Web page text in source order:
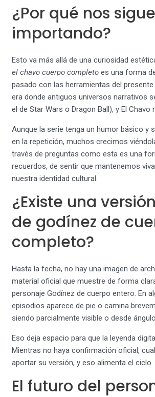
¿Por qué nos sigue
importando?
Esto va más allá de una curiosidad
el chavo cuerpo completo es una forma
pasado con las herramientas del
era donde antiguos universos narrativos
el de Star Wars o Dragon Ball), y El Chavo
Aunque la serie tenga un humor básico y
en la repetición, muchos crecimos
través de preguntas como esta es una
recuerdos, de sentir que mantenemos
nuestra identidad cultural.
¿Existe una
de godínez de
completo?
Hasta la fecha, no hay una imagen de
material oficial que muestre de forma
personaje Godínez de cuerpo entero. En
episodios aparece de pie o camina
siendo parcialmente visible o desde
Eso deja espacio para que la leyenda
Mientras no haya confirmación oficial,
aportar su versión, y eso alimenta el ciclo.
El futuro del